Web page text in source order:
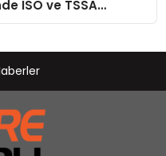
ISO ve TSSA